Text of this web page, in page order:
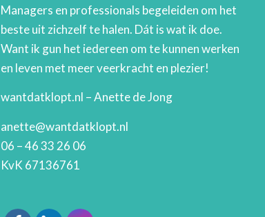
Managers en professionals begeleiden om het
beste uit zichzelf te halen. Dát is wat ik doe.
Want ik gun het iedereen om te kunnen werken
en leven met meer veerkracht en plezier!
wantdatklopt.nl – Anette de Jong
anette@wantdatklopt.nl
06 – 46 33 26 06
KvK 67136761